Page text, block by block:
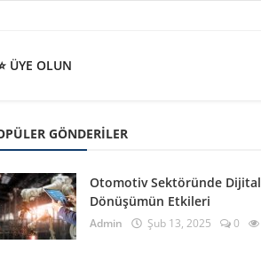
ÜYE OLUN
GÖNDERILER
Otomotiv Sektöründe Dijital
Dönüşümün Etkileri
Admin Şub 13, 2025 0